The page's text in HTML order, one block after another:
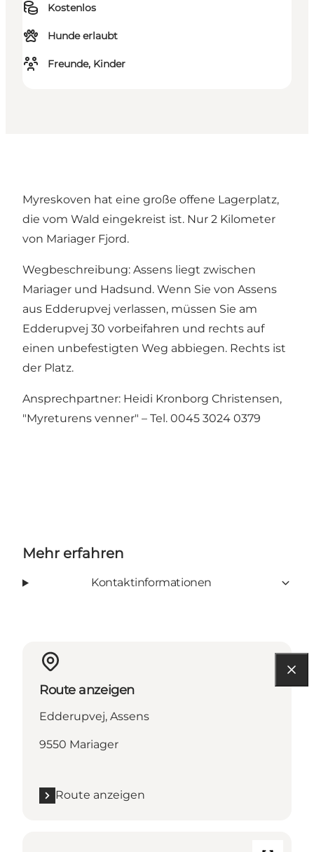
Kostenlos
Hunde erlaubt
Freunde, Kinder
Myreskoven hat eine große offene Lagerplatz,
die vom Wald eingekreist ist. Nur 2 Kilometer
von Mariager Fjord.
Wegbeschreibung: Assens liegt zwischen
Mariager und Hadsund. Wenn Sie von Assens
aus Edderupvej verlassen, müssen Sie am
Edderupvej 30 vorbeifahren und rechts auf
einen unbefestigten Weg abbiegen. Rechts ist
der Platz.
Ansprechpartner: Heidi Kronborg Christensen,
"Myreturens venner" – Tel. 0045 3024 0379
Mehr erfahren
Kontaktinformationen
Route anzeigen
Edderupvej, Assens
9550 Mariager
Route anzeigen